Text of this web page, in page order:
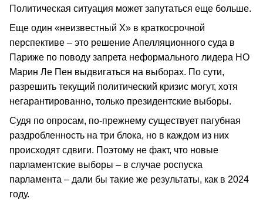
Политическая ситуация может запутаться еще больше.
Еще один «неизвестный X» в краткосрочной
перспективе – это решение Апелляционного суда в
Париже по поводу запрета неформального лидера НО
Марин Ле Пен выдвигаться на выборах. По сути,
разрешить текущий политический кризис могут, хотя
негарантированно, только президентские выборы.
Судя по опросам, по-прежнему существует пагубная
раздробленность на три блока, но в каждом из них
происходят сдвиги. Поэтому не факт, что новые
парламентские выборы – в случае роспуска
парламента – дали бы такие же результаты, как в 2024
году.